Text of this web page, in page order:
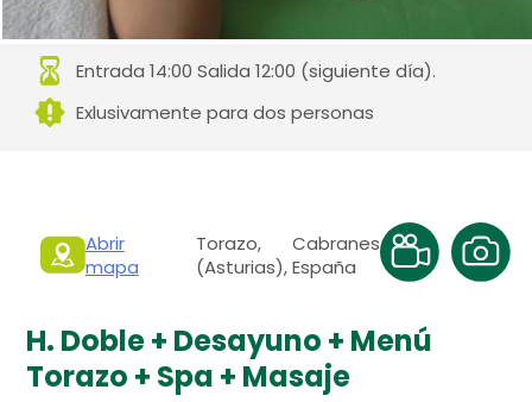
Entrada 14:00 Salida 12:00 (siguiente día).
Exlusivamente para dos personas
Abrir
mapa
Torazo, Cabranes
(Asturias), España
H. Doble + Desayuno + Menú
Torazo + Spa + Masaje